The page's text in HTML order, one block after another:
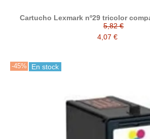
Cartucho Lexmark nº29 tricolor
5,82 €
4,07 €
-45% En stock